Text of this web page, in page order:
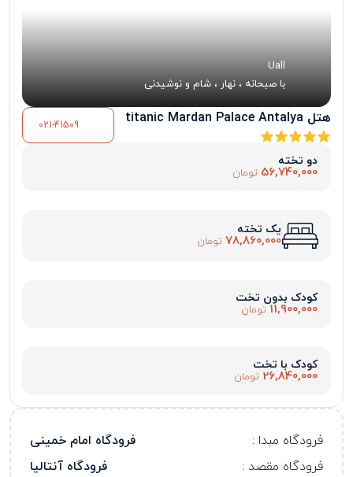
Uall
با صبحانه ، نهار ، شام و نوشیدنی
هتل titanic Mardan Palace Antalya 021-41509
دو تخته
56,740,000 تومان
یک تخته
78,860,000 تومان
کودک بدون تخت
11,900,000 تومان
کودک با تخت
26,840,000 تومان
فرودگاه مبدا :
فرودگاه امام خمینی
فرودگاه مقصد :
فرودگاه آنتالیا